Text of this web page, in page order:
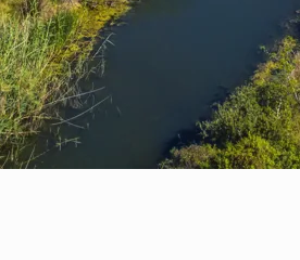
Sostenibilità